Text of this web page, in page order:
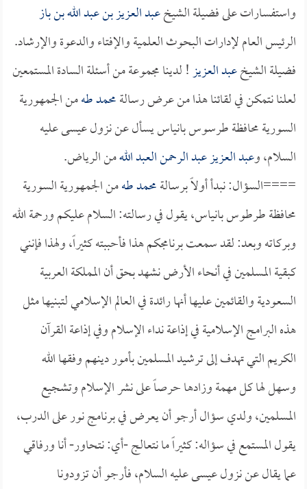
واستفسارات على فضيلة الشيخعبد العزيز بن عبد الله بن باز
الرئيس العام لإدارات البحوث العلمية والإفتاء والدعوة والإرشاد.
فضيلة الشيخعبد العزيز! لدينا مجموعة من أسئلة السادة المستمعين
لعلنا نتمكن في لقائنا هذا من عرض رسالةمحمد طهمن الجمهورية
السورية محافظة طرسوس بانياس يسأل عن نزول عيسى عليه
السلام، وعبد العزيز عبد الرحمن العبد اللهمن الرياض.
====السؤال: نبدأ أولاً برسالةمحمد طهمن الجمهورية السورية
محافظة طرطوس بانياس، يقول في رسالته: السلام عليكم ورحمة الله
وبركاته وبعد: لقد سمعت برنامجكم هذا فأحببته كثيراً، ولهذا فإنني
كبقية المسلمين في أنحاء الأرض نشهد بحق أن المملكة العربية
السعودية والقائمين عليها أنها رائدة في العالم الإسلامي لتبنيها مثل
هذه البرامج الإسلامية في إذاعة نداء الإسلام وفي إذاعة القرآن
الكريم التي تهدف إلى ترشيد المسلمين بأمور دينهم وفقها الله
وسهل لها كل مهمة وزادها حرصاً على نشر الإسلام وتشجيع
المسلمين، ولدي سؤال أرجو أن يعرض في برنامج نور على الدرب،
يقول المستمع في سؤاله: كثيراً ما نتعالج -أي: نتحاور- أنا ورفاقي
عما يقال عن نزول عيسى عليه السلام، فأرجو أن تزودونا